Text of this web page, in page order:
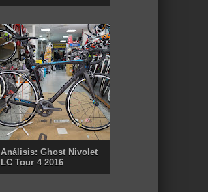
Análisis: Ghost Nivolet
LC Tour 4 2016